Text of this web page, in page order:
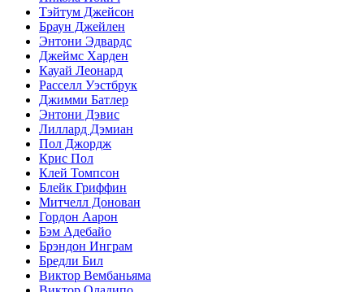
Тэйтум Джейсон
Браун Джейлен
Энтони Эдвардс
Джеймс Харден
Кауай Леонард
Расселл Уэстбрук
Джимми Батлер
Энтони Дэвис
Лиллард Дэмиан
Пол Джордж
Крис Пол
Клей Томпсон
Блейк Гриффин
Митчелл Донован
Гордон Аарон
Бэм Адебайо
Брэндон Инграм
Бредли Бил
Виктор Вембаньяма